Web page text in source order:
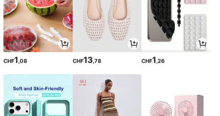
CHF1 ,08 CHF13,78 CHF1 ,26